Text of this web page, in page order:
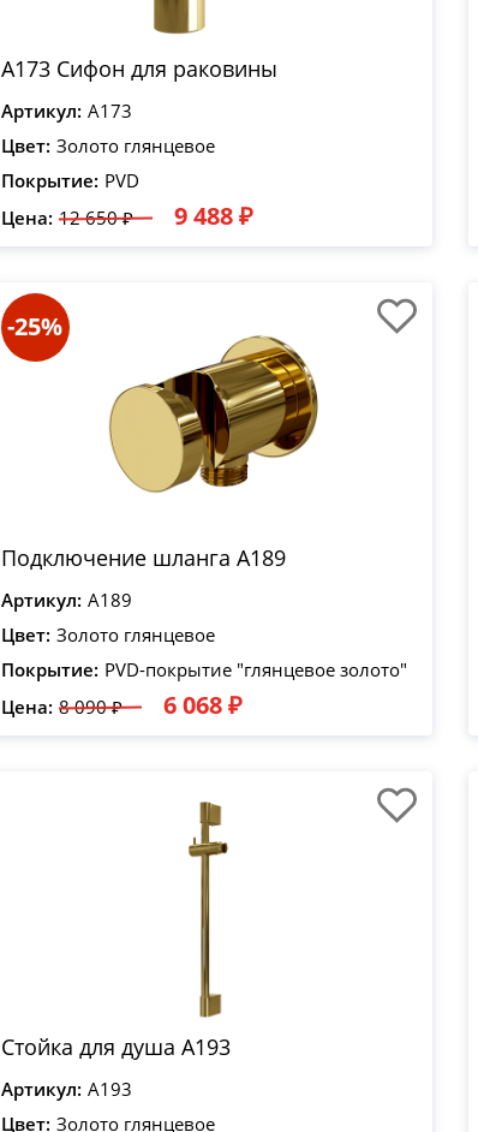
A173 Сифон для раковины
Артикул: A173
Цвет: Золото глянцевое
Покрытие: PVD
Цена: 12 650 ₽ 9 488 ₽
-25%
Подключение шланга A189
Артикул: A189
Цвет: Золото глянцевое
Покрытие: PVD-покрытие "глянцевое золото"
Цена: 8 090 ₽ 6 068 ₽
Стойка для душа A193
Артикул: A193
Цвет: Золото глянцевое